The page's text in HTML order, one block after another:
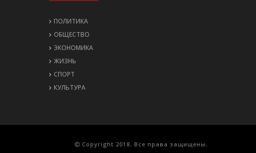
ПОЛИТИКА
ОБЩЕСТВО
ЭКОНОМИКА
ЖИЗНЬ
СПОРТ
КУЛЬТУРА
Copyright 2018. Все права защищены.